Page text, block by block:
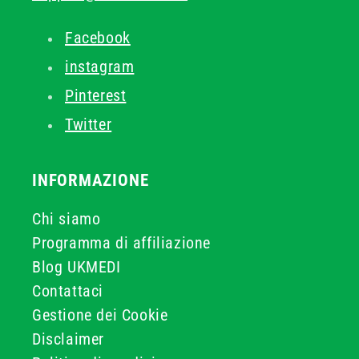
Facebook
instagram
Pinterest
Twitter
INFORMAZIONE
Chi siamo
Programma di affiliazione
Blog UKMEDI
Contattaci
Gestione dei Cookie
Disclaimer